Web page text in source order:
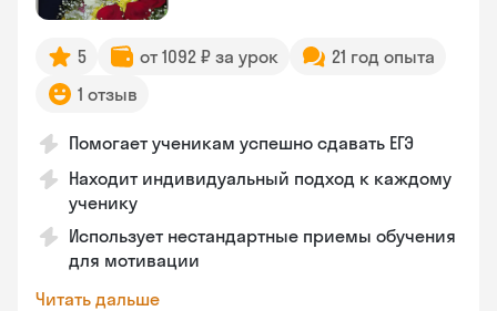
5 от 1092 ₽ за урок
21 год опыта
1 отзыв
Помогает ученикам успешно сдавать ЕГЭ
Находит индивидуальный подход к каждому
ученику
Использует нестандартные приемы обучения
для мотивации
Читать дальше